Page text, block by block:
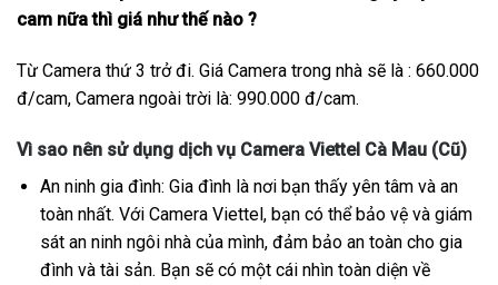
cam nữa thì giá như thế nào ?
Từ Camera thứ 3 trở đi. Giá Camera trong nhà sẽ là : 660.000
đ/cam, Camera ngoài trời là: 990.000 đ/cam.
Vì sao nên sử dụng dịch vụ Camera Viettel Cà Mau (Cũ)
An ninh gia đình: Gia đình là nơi bạn thấy yên tâm và an
toàn nhất. Với Camera Viettel, bạn có thể bảo vệ và giám
sát an ninh ngôi nhà của mình, đảm bảo an toàn cho gia
đình và tài sản. Bạn sẽ có một cái nhìn toàn diện về